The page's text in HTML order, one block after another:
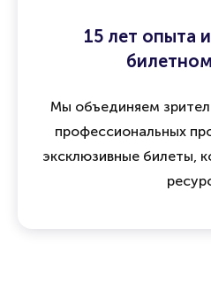
15 лет опыта
Мы объединяем
профессиональных
эксклюзивные билеты,